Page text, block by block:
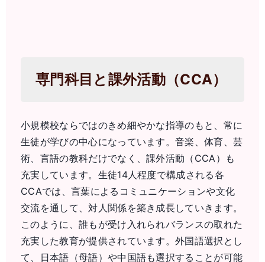
専門科目と課外活動（CCA）
小規模校ならではのきめ細やかな指導のもと、常に
生徒が学びの中心になっています。音楽、体育、芸
術、言語の教科だけでなく、課外活動（CCA）も
充実しています。生徒14人程度で構成される各
CCAでは、言葉によるコミュニケーションや文化
交流を通して、対人関係を築き成長していきます。
このように、誰もが受け入れられバランスの取れた
充実した教育が提供されています。外国語選択とし
て、日本語（母語）や中国語も選択することが可能